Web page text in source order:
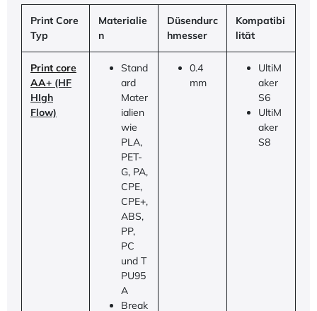
Print Core
Typ
Materialie
n
Düsendurc
hmesser
Kompatibi
lität
Print core
AA+ (HF
HIgh
Flow)
Stand
ard
Mater
ialien
wie
PLA,
PET-
G, PA,
CPE,
CPE+,
ABS,
PP,
PC
und T
PU95
A
Break
0.4
mm
UltiM
aker
S6
UltiM
aker
S8